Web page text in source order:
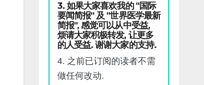
3. 如果大家喜欢我的 "国际
要闻简报" 及 "世界医学最新
简报", 感觉可以从中受益,
烦请大家积极转发, 让更多
的人受益. 谢谢大家的支持.
4. 之前已订阅的读者不需
做任何改动.